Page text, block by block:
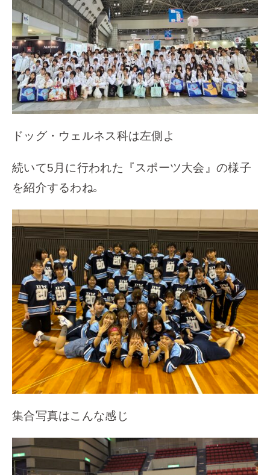
ドッグ・ウェルネス科は左側よ
続いて5月に行われた『スポーツ大会』の様子
を紹介するわね。
集合写真はこんな感じ